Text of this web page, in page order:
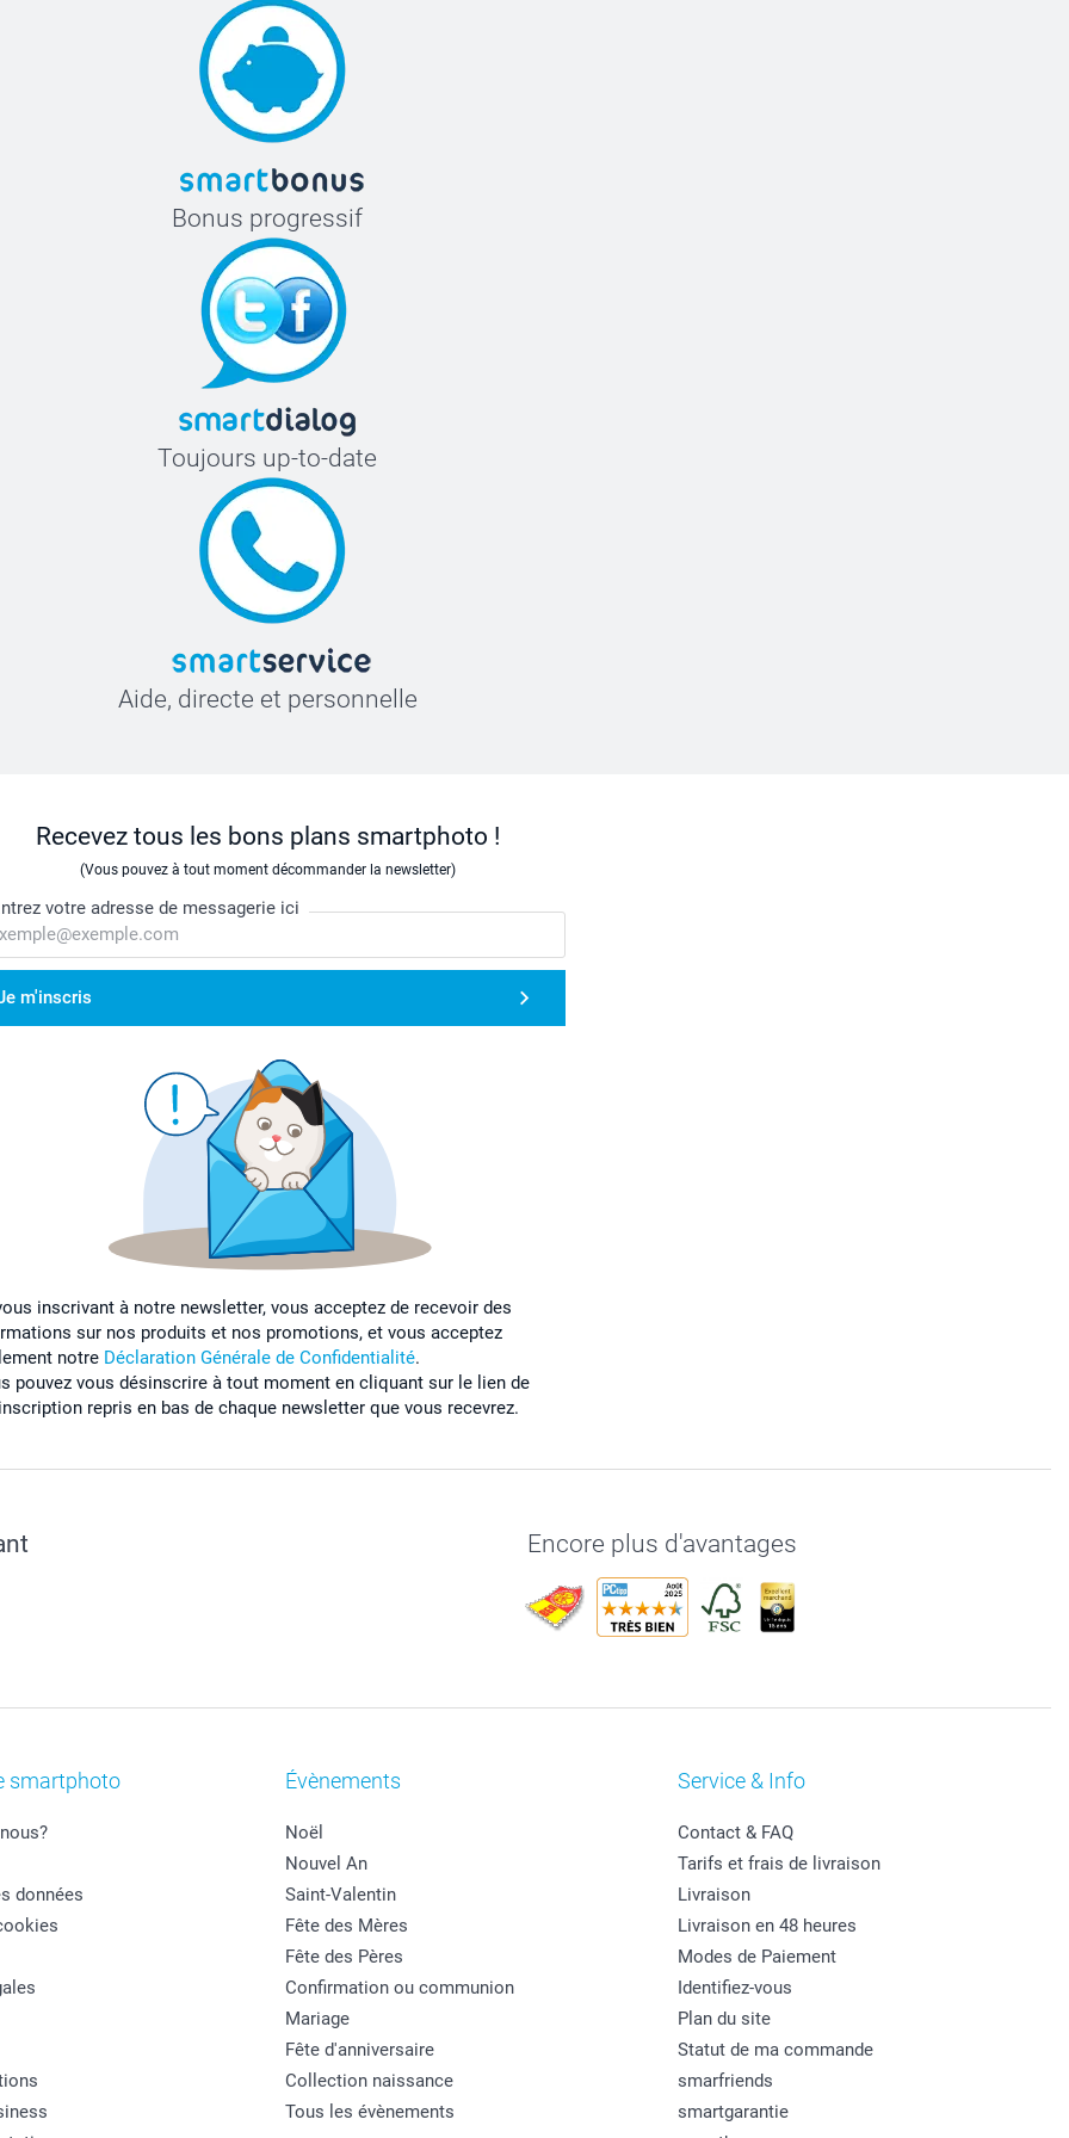
Bonus progressif
Toujours up-to-date
Aide, directe et personnelle
Recevez tous les bons plans smartphoto !
(Vous pouvez à tout moment décommander la newsletter)
votre adresse de messagerie ici
m'inscris
inscrivant à notre newsletter, vous acceptez de recevoir des
sur nos produits et nos promotions, et vous acceptez
notre Déclaration Générale de Confidentialité.
pouvez vous désinscrire à tout moment en cliquant sur le lien de
repris en bas de chaque newsletter que vous recevrez.
Encore plus d'avantages
smartphoto
données
Évènements
Noël
Nouvel An
Saint-Valentin
Fête des Mères
Fête des Pères
Confirmation ou communion
Mariage
Fête d'anniversaire
Collection naissance
Tous les évènements
Service & Info
Contact & FAQ
Tarifs et frais de livraison
Livraison
Livraison en 48 heures
Modes de Paiement
Identifiez-vous
Plan du site
Statut de ma commande
smarfriends
smartgarantie